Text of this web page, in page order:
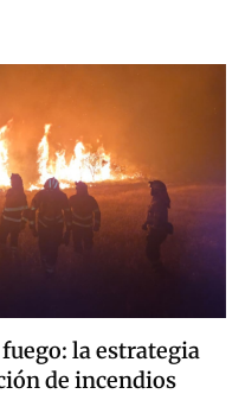
la estrategia
de incendios